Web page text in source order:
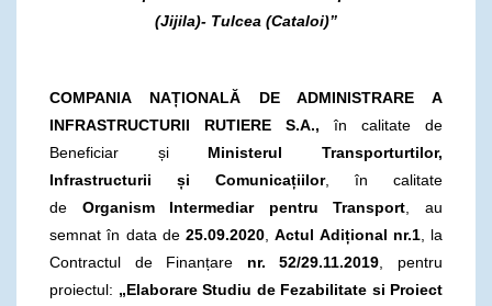
(Jijila)- Tulcea (Cataloi)”
COMPANIA NAȚIONALĂ DE ADMINISTRARE A
INFRASTRUCTURII RUTIERE S.A.,în calitate de
Beneficiar și Ministerul Transporturtilor,
Infrastructurii și Comunicațiilor, în calitate
de Organism Intermediar pentru Transport , au
semnat în data de 25.09.2020 ,Actul Adițional nr.1, la
Contractul de Finanțare nr. 52/29.11.2019 , pentru
proiectul: „Elaborare Studiu de Fezabilitate si Proiect